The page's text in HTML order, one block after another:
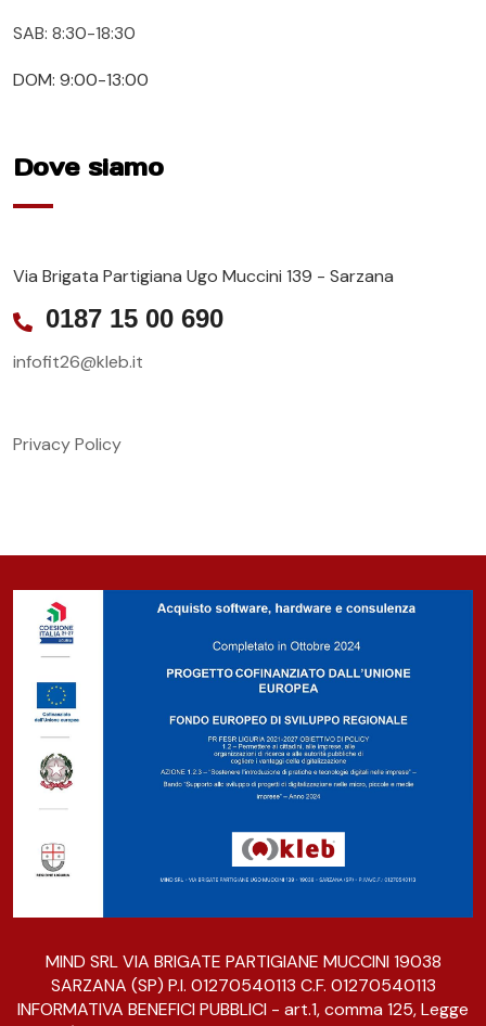
SAB: 8:30-18:30
DOM: 9:00-13:00
Dove siamo
Via Brigata Partigiana Ugo Muccini 139 - Sarzana
0187 15 00 690
infofit26@kleb.it
Privacy Policy
MIND SRL VIA BRIGATE PARTIGIANE MUCCINI 19038
SARZANA (SP) P.I. 01270540113 C.F. 01270540113
INFORMATIVA BENEFICI PUBBLICI - art.1, comma 125, Legge